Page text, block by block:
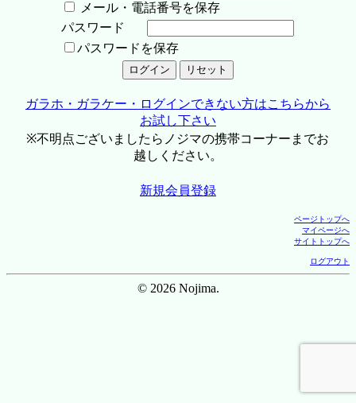
メール・電話番号を保存
パスワード
パスワードを保存
ガラホ・ガラケー・ログインできない方はこちらから
お試し下さい
※不明点ございましたらノジマの携帯コーナーまでお
越しください。
新規会員登録
ページトップへ
マイページへ
サイトトップへ
ログアウト
© 2026 Nojima.